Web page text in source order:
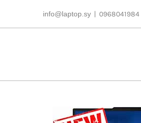
|
info@laptop.sy